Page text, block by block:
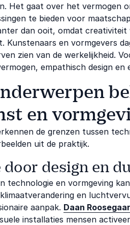
Het gaat over het vermogen
te bieden voor
dan ooit, omdat creativiteit
Kunstenaars en vormgevers
zien van de werkelijkheid.
empathisch design
en
de grenzen tussen
uit de praktijk.
design en
technologie en vormgeving
en
aanpak. Daan
installaties mensen